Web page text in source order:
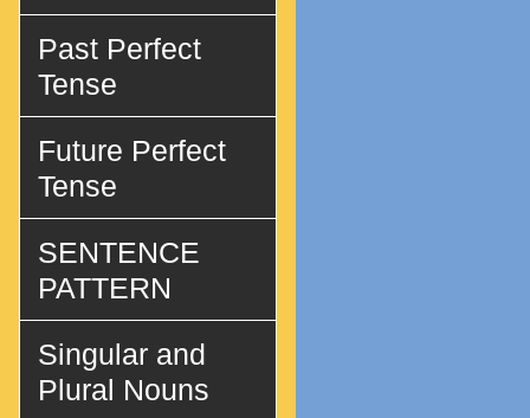
Past Perfect
Tense
Future Perfect
Tense
SENTENCE
PATTERN
Singular and
Plural Nouns